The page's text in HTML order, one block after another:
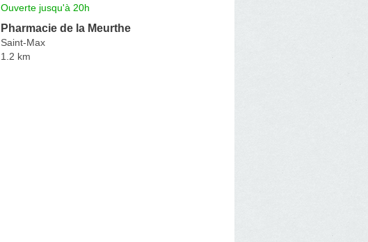
Ouverte jusqu'à 20h
Pharmacie de la Meurthe
Saint-Max
1.2 km